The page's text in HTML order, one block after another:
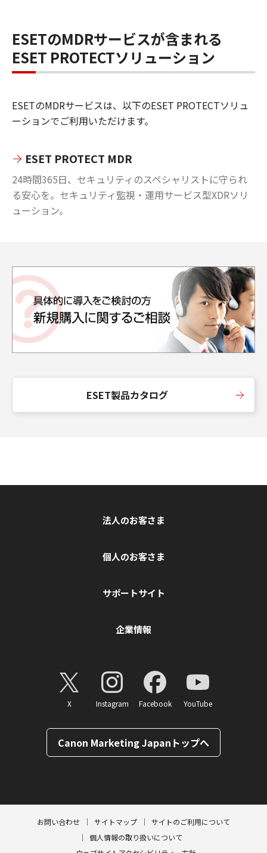
ESETのMDRサービスが含まれる
ESET PROTECTソリューション
ESETのMDRサービスは、以下のESET PROTECTソリュ
ーションでご利用いただけます。
ESET PROTECT MDR
24時間365日、セキュリティのスペシャリストに守られ
る安心を。セキュリティ監視・運用サービス型XDRソリ
ューション。
ESET製品カタログ
法人のお客さま
個人のお客さま
サポートサイト
企業情報
X Instagram Facebook YouTube
Canon Marketing Japanトップへ
お問い合わせ サイトマップ
サイトのご利用について
個人情報の取り扱いについて